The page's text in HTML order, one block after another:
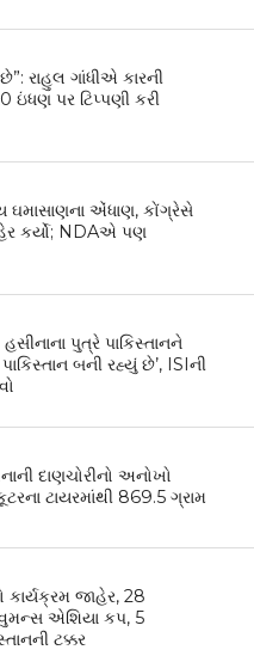
રાહુલ ગાંધીએ કારની
ઇંધણ પર ટિપ્પણી કરી
ઘમાસાણના એંધાણ, કોંગ્રેસે
કર્યો; NDAએ પણ
પુત્રે પાકિસ્તાનને
બની રહ્યું છે’, ISIની
દાણચોરીનો અનોખો
ટાયરમાંથી 869.5 ગ્રામ
જાહેર, 28
એશિયા કપ, 5
ટક્કર